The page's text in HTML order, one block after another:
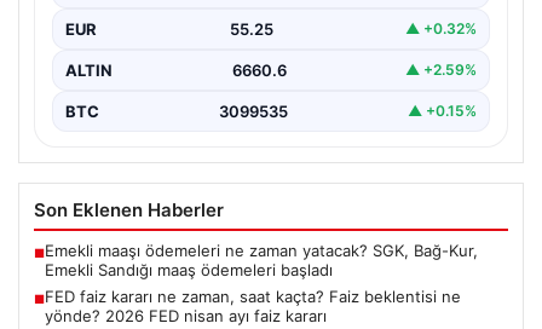
EUR 55.25 ▲ +0.32%
ALTIN 6660.6 ▲ +2.59%
BTC 3099535 ▲ +0.15%
Son Eklenen Haberler
■Emekli maaşı ödemeleri ne zaman yatacak? SGK, Bağ-Kur,
Emekli Sandığı maaş ödemeleri başladı
■FED faiz kararı ne zaman, saat kaçta? Faiz beklentisi ne
yönde? 2026 FED nisan ayı faiz kararı